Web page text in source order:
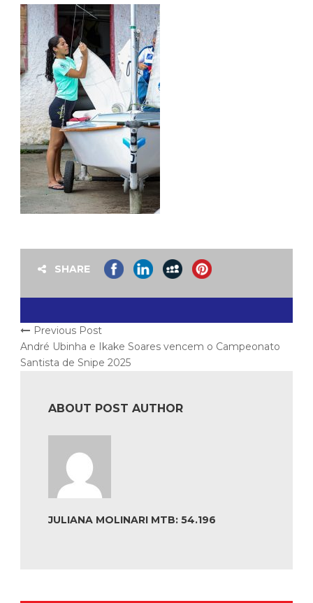
SHARE
Previous Post
André Ubinha e Ikake Soares vencem o Campeonato
Santista de Snipe 2025
ABOUT POST AUTHOR
JULIANA MOLINARI MTB: 54.196